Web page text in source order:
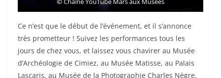
Ce n’est que le début de l’événement, et il s’annonce
très prometteur ! Suivez les performances tous les
jours de chez vous, et laissez vous chavirer au Musée
d’Archéologie de Cimiez, au Musée Matisse, au Palais
Lascaris, au Musée de la Photographie Charles Nègre,